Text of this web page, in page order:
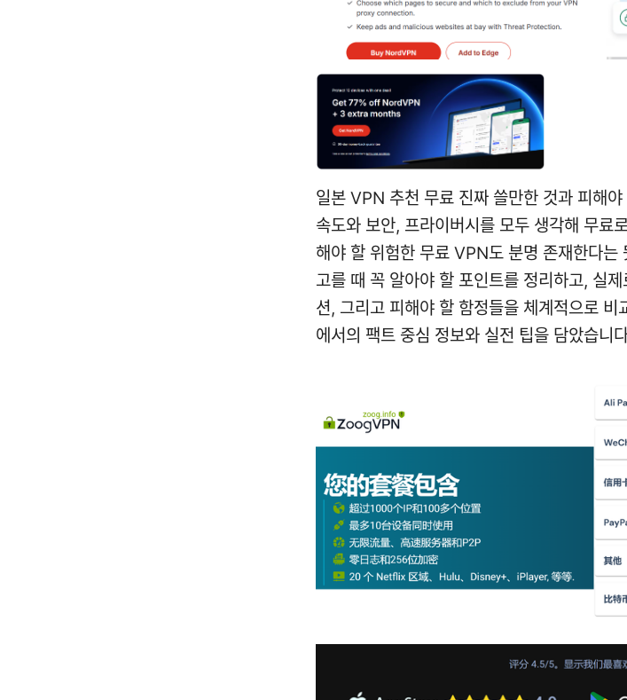
일본 VPN 추천 무료 진짜 쓸만한 것과 피해
속도와 보안, 프라이버시를 모두 생각해 무료
해야 할 위험한 무료 VPN도 분명 존재한다
고를 때 꼭 알아야 할 포인트를 정리하고, 실
션, 그리고 피해야 할 함정들을 체계적으로 비
에서의 팩트 중심 정보와 실전 팁을 담았습니